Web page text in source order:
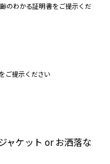
のわかる証明書をご提示くだ
ご提示ください
ャケット or お洒落な